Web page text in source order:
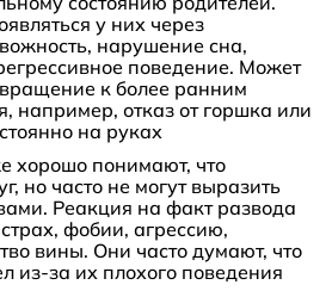
у них через
нарушение сна,
поведение. Может
к более ранним
например, отказ от горшка или
на руках
хорошо понимают, что
но часто не могут выразить
Реакция на факт развода
фобии, агрессию,
вины. Они часто думают, что
из-за их плохого поведения